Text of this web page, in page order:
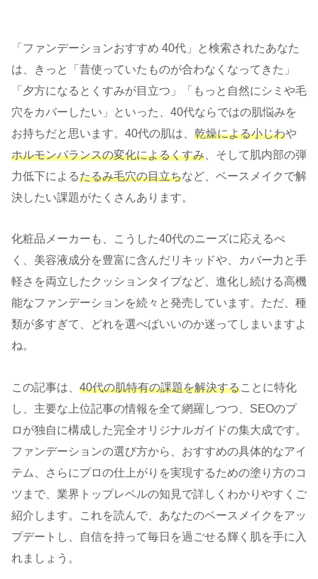
「ファンデーションおすすめ 40代」と検索されたあなた
は、きっと「昔使っていたものが合わなくなってきた」
「夕方になるとくすみが目立つ」「もっと自然にシミや毛
穴をカバーしたい」といった、40代ならではの肌悩みを
お持ちだと思います。40代の肌は、 乾燥による小じわや
ホルモンバランスの変化によるくすみ 、そして肌内部の弾
力低下によるたるみ毛穴の目立ちなど、ベースメイクで解
決したい課題がたくさんあります。
化粧品メーカーも、こうした40代のニーズに応えるべ
く、美容液成分を豊富に含んだリキッドや、カバー力と手
軽さを両立したクッションタイプなど、進化し続ける高機
能なファンデーションを続々と発売しています。ただ、種
類が多すぎて、どれを選べばいいのか迷ってしまいますよ
ね。
この記事は、 40代の肌特有の課題を解決することに特化
し、主要な上位記事の情報を全て網羅しつつ、SEOのプ
ロが独自に構成した完全オリジナルガイドの集大成です。
ファンデーションの選び方から、おすすめの具体的なアイ
テム、さらにプロの仕上がりを実現するための塗り方のコ
ツまで、業界トップレベルの知見で詳しくわかりやすくご
紹介します。これを読んで、あなたのベースメイクをアッ
プデートし、自信を持って毎日を過ごせる輝く肌を手に入
れましょう。